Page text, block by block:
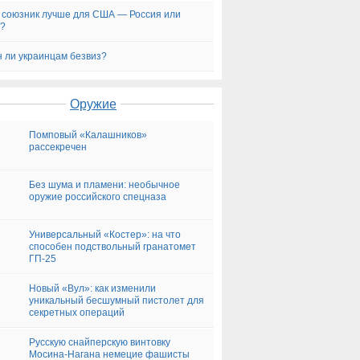
союзник лучше для США — Россия или
ли украинцам безвиз?
Оружие
Помповый «Калашников»
рассекречен
Без шума и пламени: необычное
оружие российского спецназа
Универсальный «Костер»: на что
способен подствольный гранатомет
ГП-25
Новый «Вул»: как изменили
уникальный бесшумный пистолет для
секретных операций
Русскую снайперскую винтовку
Мосина-Нагана немецие фашисты